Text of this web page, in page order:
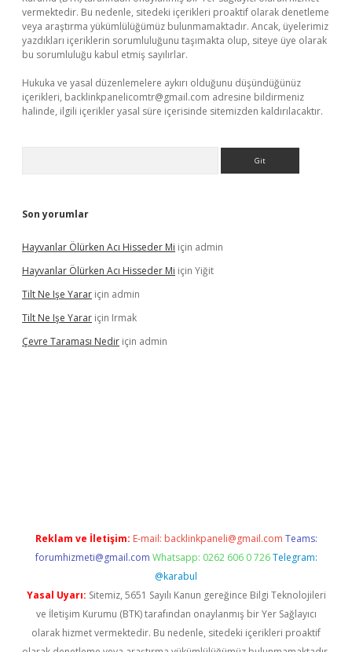
vermektedir. Bu nedenle, sitedeki içerikleri proaktif olarak denetleme
veya araştırma yükümlülüğümüz bulunmamaktadır. Ancak, üyelerimiz
yazdıkları içeriklerin sorumluluğunu taşımakta olup, siteye üye olarak
bu sorumluluğu kabul etmiş sayılırlar.
Hukuka ve yasal düzenlemelere aykırı olduğunu düşündüğünüz
içerikleri, backlinkpanelicomtr@gmail.com adresine bildirmeniz
halinde, ilgili içerikler yasal süre içerisinde sitemizden kaldırılacaktır.
Son yorumlar
Hayvanlar Ölürken Acı Hisseder Mi için admin
Hayvanlar Ölürken Acı Hisseder Mi için Yiğit
Tilt Ne Işe Yarar için admin
Tilt Ne Işe Yarar için Irmak
Çevre Taraması Nedir için admin
Reklam ve İletişim: E-mail: backlinkpaneli@gmail.com Teams:
forumhizmeti@gmail.com Whatsapp: 0262 606 0 726 Telegram:
@karabul
Yasal Uyarı: Sitemiz, 5651 Sayılı Kanun gereğince Bilgi Teknolojileri
ve İletişim Kurumu (BTK) tarafından onaylanmış bir Yer Sağlayıcı
olarak hizmet vermektedir. Bu nedenle, sitedeki içerikleri proaktif